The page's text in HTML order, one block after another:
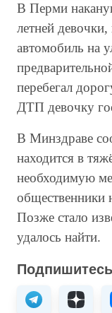
В Перми
летней
автомобиль на
перебегал
ДТП девочку
В Минздраве
находится в
необходимую
общественники
Позже стало
удалось найти.
Подпишитесь